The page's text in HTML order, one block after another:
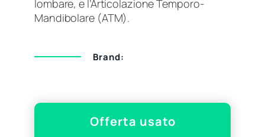
lombare, e l’Articolazione Temporo-
Mandibolare (ATM).
Brand:
Offerta usato